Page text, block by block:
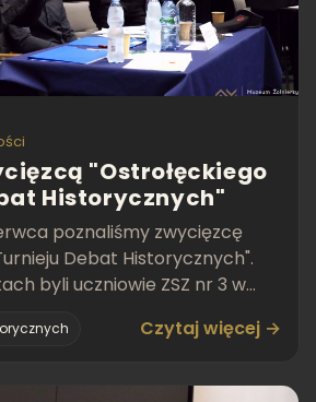
"Ostrołęckiego
Historycznych"
poznaliśmy zwycięzcę
Debat Historycznych".
byli uczniowie ZSZ nr 3 w
Czytaj więcej →